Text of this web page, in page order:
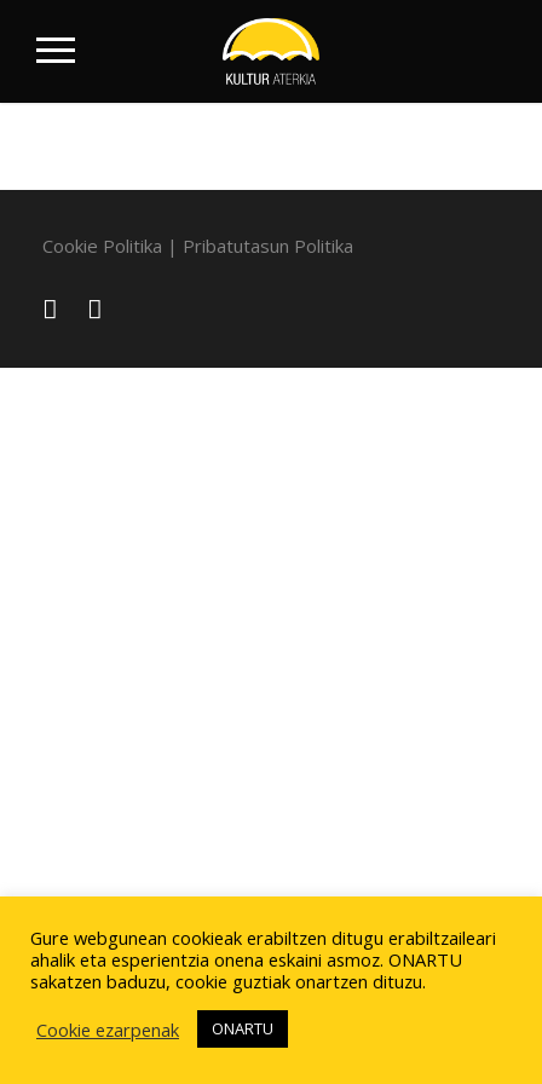
Cookie Politika | Pribatutasun Politika
Gure webgunean cookieak erabiltzen ditugu erabiltzaileari
ahalik eta esperientzia onena eskaini asmoz. ONARTU
sakatzen baduzu, cookie guztiak onartzen dituzu.
Cookie ezarpenak
ONARTU